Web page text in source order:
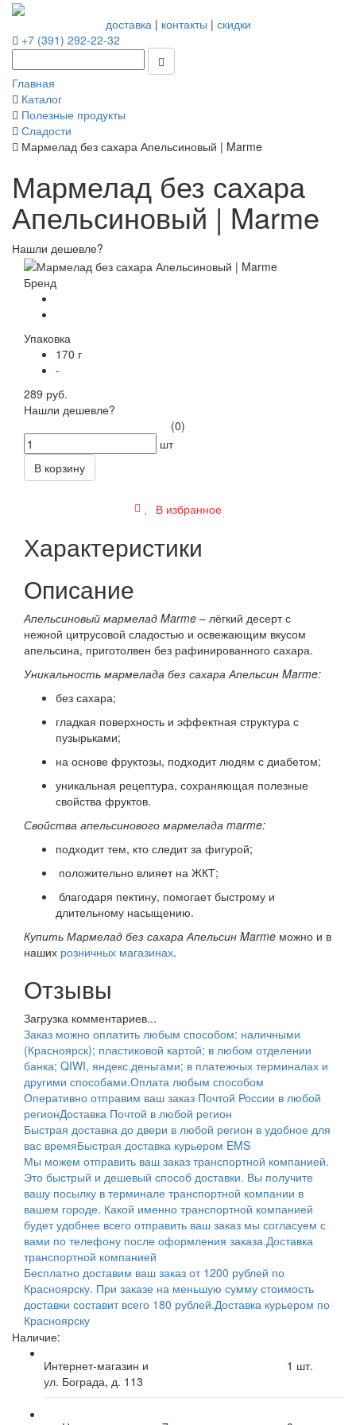
доставка| контакты | скидки
+7 (391) 292-22-32
Главная
Каталог
Полезные продукты
Сладости
Мармелад без сахара Апельсиновый | Marme
Мармелад без сахара
Апельсиновый | Marme
Нашли дешевле?
Бренд
Упаковка
170 г
-
289 руб.
Нашли дешевле?
(0)
шт
В корзину
В избранное
Характеристики
Описание
Апельсиновый мармелад Marme – лёгкий десерт с
нежной цитрусовой сладостью и освежающим вкусом
апельсина, приготолвен без рафинированного сахара.
Уникальность мармелада без сахара Апельсин Marme:
без сахара;
гладкая поверхность и эффектная структура с
пузырьками;
на основе фруктозы, подходит людям с диабетом;
уникальная рецептура, сохраняющая полезные
свойства фруктов.
Свойства апельсинового мармелада marme:
подходит тем, кто следит за фигурой;
положительно влияет на ЖКТ;
благодаря пектину, помогает быстрому и
длительному насыщению.
Купить Мармелад без сахара Апельсин Marme можно и в
наших розничных магазинах.
Отзывы
Загрузка комментариев...
Заказ можно оплатить любым способом: наличными
(Красноярск); пластиковой картой; в любом отделении
банка; QIWI, яндекс.деньгами; в платежных терминалах и
другими способами.Оплата любым способом
Оперативно отправим ваш заказ Почтой России в любой
регионДоставка Почтой в любой регион
Быстрая доставка до двери в любой регион в удобное для
вас времяБыстрая доставка курьером EMS
Мы можем отправить ваш заказ транспортной компанией.
Это быстрый и дешевый способ доставки. Вы получите
вашу посылку в терминале транспортной компании в
вашем городе. Какой именно транспортной компанией
будет удобнее всего отправить ваш заказ мы согласуем с
вами по телефону после оформления заказа.Доставка
транспортной компанией
Бесплатно доставим ваш заказ от 1200 рублей по
Красноярску. При заказе на меньшую сумму стоимость
доставки составит всего 180 рублей.Доставка курьером по
Красноярску
Наличие:
Интернет-магазин и
ул. Бограда, д. 113
1 шт.